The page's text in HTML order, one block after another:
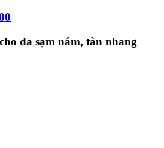
da sạm nám, tàn nhang